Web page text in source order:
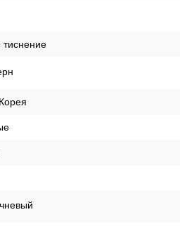
тиснение